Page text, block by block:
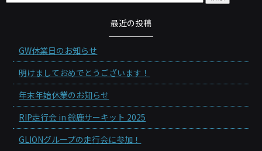
最近の投稿
GW休業日のお知らせ
明けましておめでとうございます！
年末年始休業のお知らせ
RIP走行会 in 鈴鹿サーキット 2025
GLIONグループの走行会に参加！